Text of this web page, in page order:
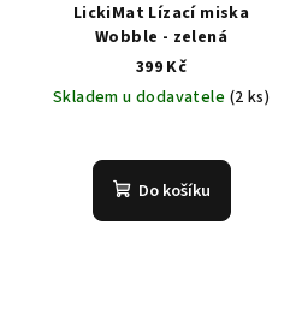
LickiMat Lízací miska
Wobble - zelená
399 Kč
Skladem u dodavatele (2 ks)
Do košíku